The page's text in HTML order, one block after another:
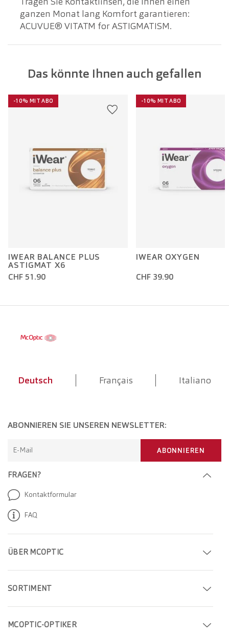
ganzen Monat lang Komfort garantieren:
ACUVUE® VITATM for ASTIGMATISM.
Das könnte Ihnen auch gefallen
-10% MIT ABO
IWEAR BALANCE PLUS
ASTIGMAT X6
CHF 51.90
-10% MIT ABO
IWEAR OXYGEN
CHF 39.90
Deutsch Français Italiano
ÜBER MCOPTIC
Termin buchen
Filiale finden
Karriere
SORTIMENT
Brillen
Sonnenbrillen
MCOPTIC-OPTIKER
FRAGEN?
Kontaktformular
FAQ
ABONNIEREN SIE UNSEREN NEWSLETTER:
E-Mail ABONNIEREN